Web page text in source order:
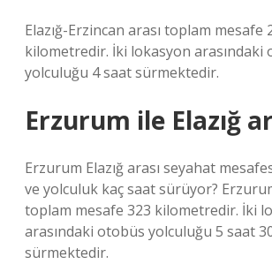
Elazığ-Erzincan arası toplam mesafe
kilometredir. İki lokasyon arasındaki
yolculuğu 4 saat sürmektedir.
Erzurum ile Elazığ
Erzurum Elazığ arası seyahat
ve yolculuk kaç saat sürüyor?
toplam mesafe 323 kilometredir. İki
arasındaki otobüs yolculuğu 5 saat
sürmektedir.